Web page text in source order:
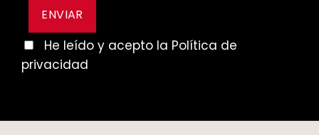
He leído y acepto la Política de
privacidad